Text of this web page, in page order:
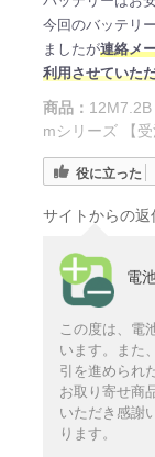
今回のバッテリ
ましたが連絡メ
利用させていた
商品：
mシリーズ 【受
役に立った
サイトからの返
電
この度は、電
います。また
引を進められ
お取り寄せ商
いただき感謝
ります。